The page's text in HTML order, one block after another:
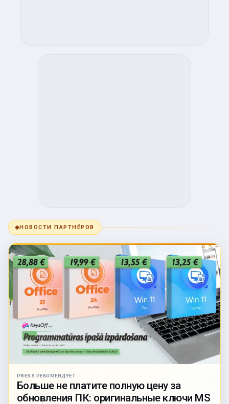
◆НОВОСТИ ПАРТНЁРОВ
PRESS РЕКОМЕНДУЕТ
Больше не платите полную цену за
обновления ПК: оригинальные ключи MS